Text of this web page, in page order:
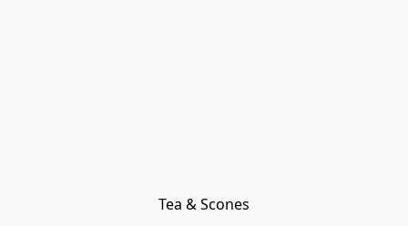
Tea & Scones